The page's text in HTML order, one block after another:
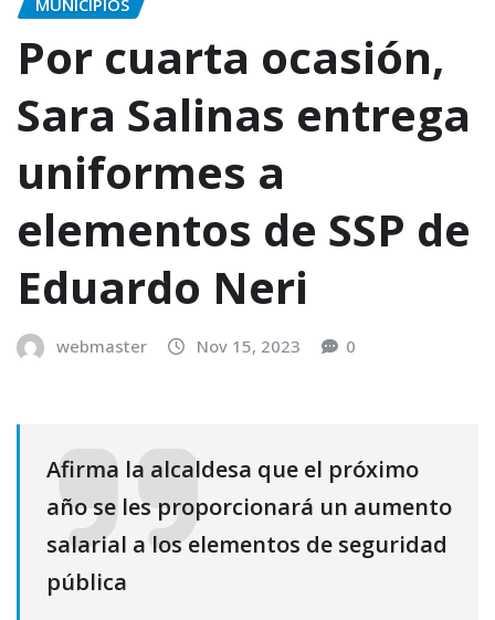
Por cuarta ocasión,
Sara Salinas entrega
uniformes a
elementos de SSP de
Eduardo Neri
webmaster Nov 15, 2023 0
Afirma la alcaldesa que el próximo
año se les proporcionará un aumento
salarial a los elementos de seguridad
pública